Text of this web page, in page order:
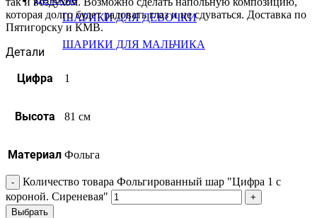
ШАРИКИ ДЛЯ ДЕВОЧКИ
ШАРИКИ ДЛЯ МАЛЬЧИКА
которая долго будет радовать глаз и не сдуваться. Доставка по
Пятигорску и КМВ.
Детали
Цифра
1
Высота 81 см
Материал Фольга
Количество товара Фольгированный шар "Цифра 1 с
короной. Сиреневая"
Выбрать